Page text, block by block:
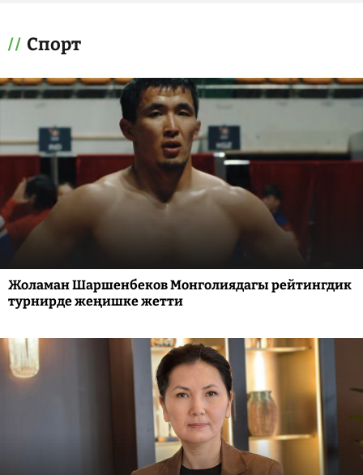
Спорт
Жоламан Шаршенбеков Монголиядагы рейтингдик
турнирде жеңишке жетти